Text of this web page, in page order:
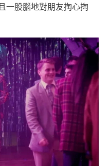
一股腦地對朋友掏心掏